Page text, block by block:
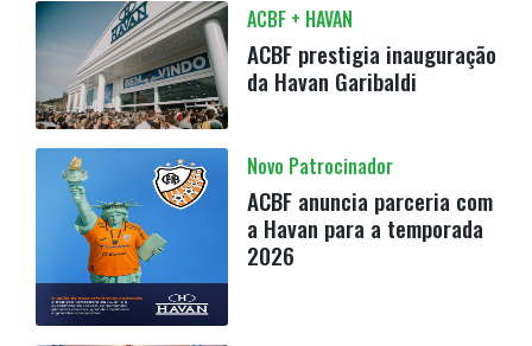
ACBF + HAVAN
ACBF prestigia inauguração
da Havan Garibaldi
Novo Patrocinador
ACBF anuncia parceria com
a Havan para a temporada
2026